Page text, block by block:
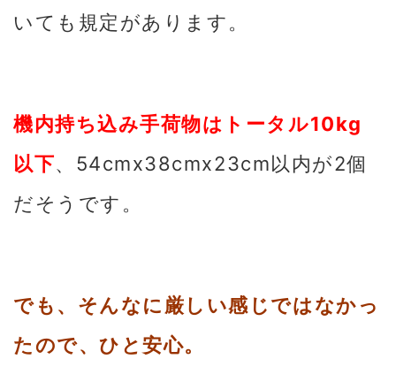
いても規定があります。
機内持ち込み手荷物はトータル10kg
以下、54cmx38cmx23cm以内が2個
だそうです。
でも、そんなに厳しい感じではなかっ
たので、ひと安心。